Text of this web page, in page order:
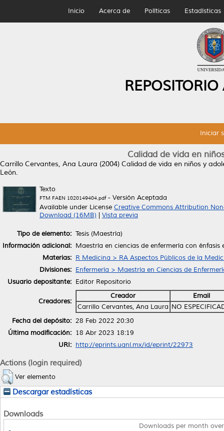
Inicio Acerca de Políticas Estadísticas
Iniciar
Calidad de vida en
Carrillo Cervantes, Ana Laura (2004) Calidad de vida en niños y
León.
Texto
FTM FAEN 1020149404.pdf- Versión Aceptada
Available under License Creative Commons Attribution
Download (16MB)
Vista previa
Tipo de elemento: Tesis (Maestría)
Información adicional: Maestría en ciencias de enfermería con
Materias: R Medicina > RA Aspectos Públicos de la
Divisiones: Enfermería > Maestría en Ciencias de
Usuario depositante: Editor Repositorio
Creadores:
Creador
Email
Carrillo Cervantes, Ana Laura NO
Fecha del depósito: 28 Feb 2022 20:30
Última modificación: 18 Abr 2023 18:19
URI: http://eprints.uanl.mx/id/eprint/22973
Actions (login required)
Ver elemento
Descargar estadísticas
Downloads
Downloads per month